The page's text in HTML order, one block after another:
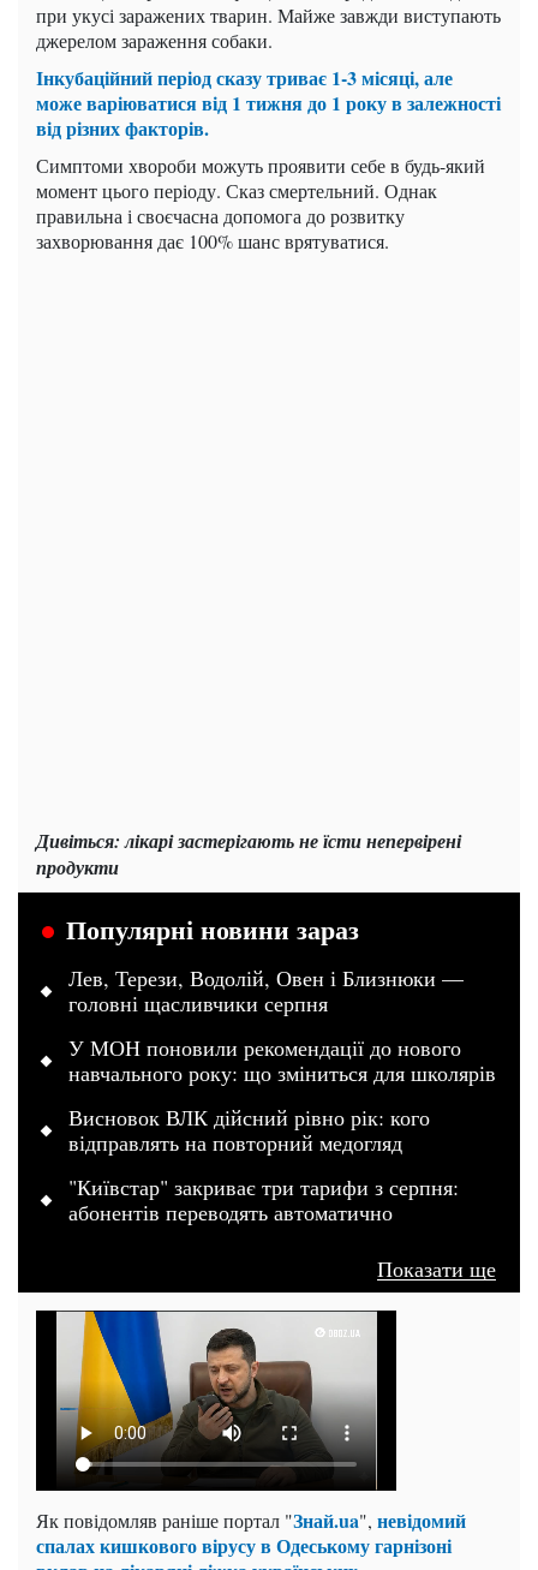
при укусі заражених тварин. Майже завжди виступають
джерелом зараження собаки.
Інкубаційний період сказу триває 1-3 місяці, але
може варіюватися від 1 тижня до 1 року в залежності
від різних факторів.
Симптоми хвороби можуть проявити себе в будь-який
момент цього періоду. Сказ смертельний. Однак
правильна і своєчасна допомога до розвитку
захворювання дає 100% шанс врятуватися.
Дивіться: лікарі застерігають не їсти непервірені
продукти
Популярні новини зараз
Лев, Терези, Водолій, Овен і Близнюки —
головні щасливчики серпня
У МОН поновили рекомендації до нового
навчального року: що зміниться для школярів
Висновок ВЛК дійсний рівно рік: кого
відправлять на повторний медогляд
"Київстар" закриває три тарифи з серпня:
абонентів переводять автоматично
Показати ще
Як повідомляв раніше портал "Знай.ua", невідомий
спалах кишкового вірусу в Одеському гарнізоні